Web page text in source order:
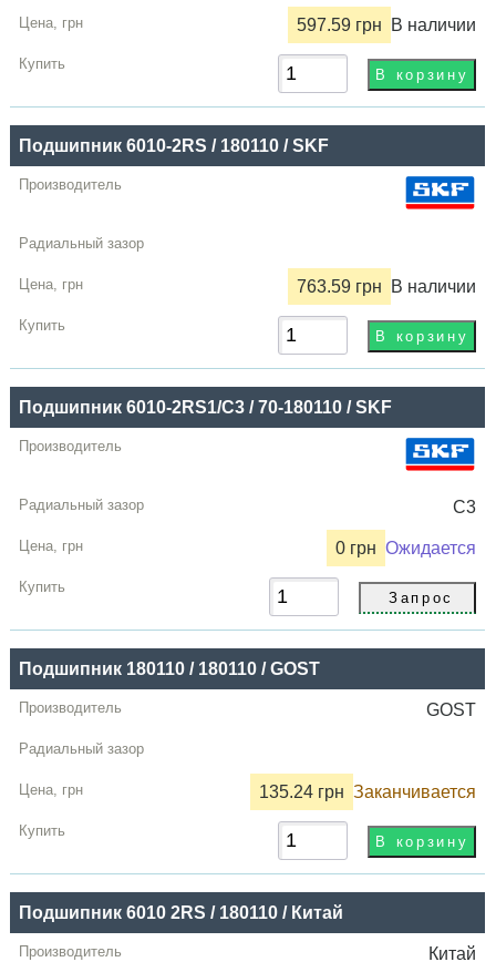
597.59 грн В наличии
Подшипник 6010-2RS / 180110 / SKF
763.59 грн В наличии
Подшипник 6010-2RS1/C3 / 70-180110 / SKF
C3
0 грн Ожидается
Подшипник 180110 / 180110 / GOST
GOST
135.24 грн Заканчивается
Подшипник 6010 2RS / 180110 / Китай
Китай